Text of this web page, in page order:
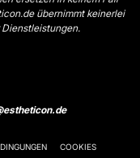
übernimmt keinerlei
COOKIES